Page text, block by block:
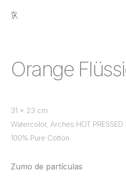
Home
Orange
31 x 23 cm
Watercolor, Arches HOT
100% Pure Cotton
Zumo de partículas